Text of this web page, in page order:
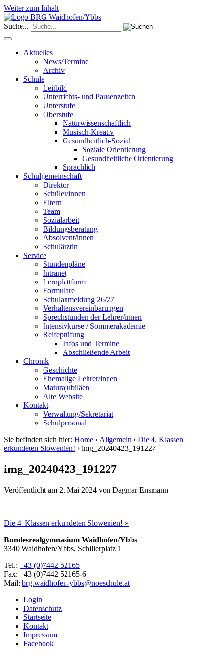
Weiter zum Inhalt
Suche...
Aktuelles
News/Termine
Archiv
Schule
Leitbild
Unterrichts- und Pausenzeiten
Unterstufe
Oberstufe
Naturwissenschaftlich
Musisch-Kreativ
Gesundheitlich-Sozial
Soziale Orientierung
Gesundheitliche Orientierung
Sprachlich
Schulgemeinschaft
Direktor
Schüler/innen
Eltern
Team
Sozialarbeit
Bildungsberatung
Absolvent/innen
Schulärztin
Service
Stundenpläne
Intranet
Lernplattform
Formulare
Schulanmeldung 26/27
Verhaltensvereinbarungen
Sprechstunden der Lehrer/innen
Intensivkurse / Sommerakademie
Reifeprüfung
Infos und Termine
Abschließende Arbeit
Chronik
Geschichte
Ehemalige Lehrer/innen
Maturajubiläen
Alte Website
Kontakt
Verwaltung/Sekretariat
Schulpersonal
Sie befinden sich hier: Home › Allgemein › Die 4. Klassen
erkundeten Slowenien! › img_20240423_191227
img_20240423_191227
Veröffentlicht am 2. Mai 2024 von Dagmar Ensmann
Die 4. Klassen erkundeten Slowenien! »
Bundesrealgymnasium Waidhofen/Ybbs
3340 Waidhofen/Ybbs, Schillerplatz 1
Tel.: +43 (0)7442 52165
Fax: +43 (0)7442 52165-6
Mail: brg.waidhofen-ybbs@noeschule.at
Login
Datenschutz
Startseite
Kontakt
Impressum
Facebook